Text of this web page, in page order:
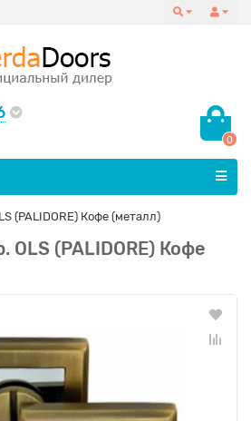
0
(PALIDORE) Кофе (металл)
OLS (PALIDORE) Кофе